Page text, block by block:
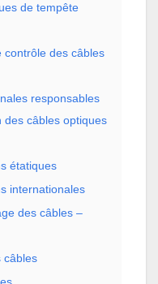
de tempête
contrôle des câbles
responsables
des câbles optiques
étatiques
internationales
des câbles –
câbles